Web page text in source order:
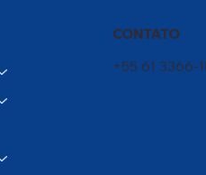
CONTATO
+55 61 3366-